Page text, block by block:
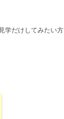
学だけしてみたい方